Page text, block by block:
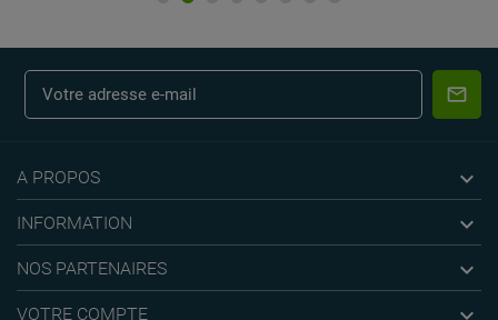
A PROPOS 
INFORMATION 
NOS PARTENAIRES 
VOTRE COMPTE